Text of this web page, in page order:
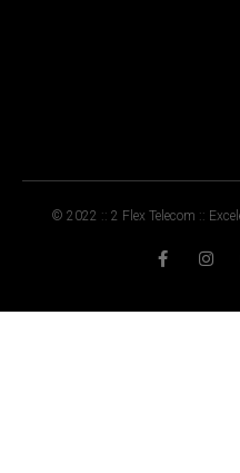
© 2022 :: 2 Flex Telecom ::